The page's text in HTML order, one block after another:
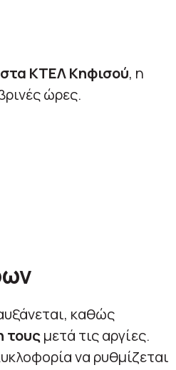
στα ΚΤΕΛ Κηφισού, η
ώρες.
καθώς
τουςμετά τις αργίες.
να ρυθμίζεται